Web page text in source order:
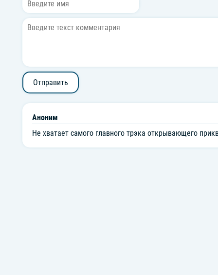
Отправить
Аноним
Не хватает самого главного трэка открывающего